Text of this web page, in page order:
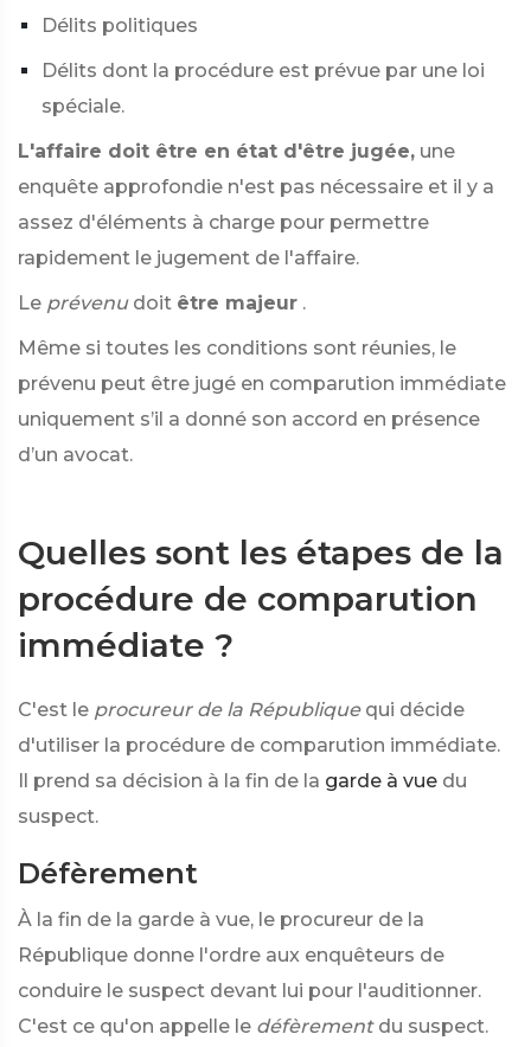
Délits politiques
Délits dont la procédure est prévue par une loi
spéciale.
L'affaire doit être en état d'être jugée, une
enquête approfondie n'est pas nécessaire et il y a
assez d'éléments à charge pour permettre
rapidement le jugement de l'affaire.
Le prévenu doit être majeur .
Même si toutes les conditions sont réunies, le
prévenu peut être jugé en comparution immédiate
uniquement s’il a donné son accord en présence
d’un avocat.
Quelles sont les étapes de la
procédure de comparution
immédiate ?
C'est le procureur de la République qui décide
d'utiliser la procédure de comparution immédiate.
Il prend sa décision à la fin de la garde à vue du
suspect.
Défèrement
À la fin de la garde à vue, le procureur de la
République donne l'ordre aux enquêteurs de
conduire le suspect devant lui pour l'auditionner.
C'est ce qu'on appelle le défèrement du suspect.